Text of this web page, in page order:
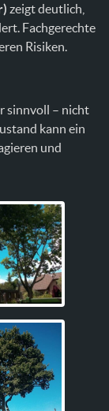
zeigt deutlich,
Fachgerechte
Risiken.
sinnvoll – nicht
kann ein
und